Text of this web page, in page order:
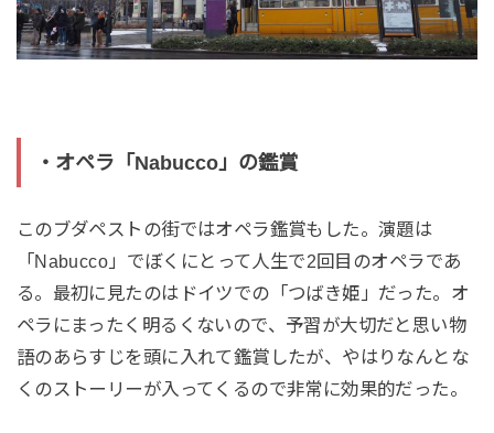
・オペラ「Nabucco」の鑑賞
このブダペストの街ではオペラ鑑賞もした。演題は
「Nabucco」でぼくにとって人生で2回目のオペラであ
る。最初に見たのはドイツでの「つばき姫」だった。オ
ペラにまったく明るくないので、予習が大切だと思い物
語のあらすじを頭に入れて鑑賞したが、やはりなんとな
くのストーリーが入ってくるので非常に効果的だった。